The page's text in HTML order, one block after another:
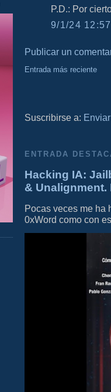
P.D.: Por
9/1/24
Publicar un
Entrada más reciente
Suscribirse a:
ENTRADA
Hacking IA:
&
Pocas veces me ha
0xWord como con